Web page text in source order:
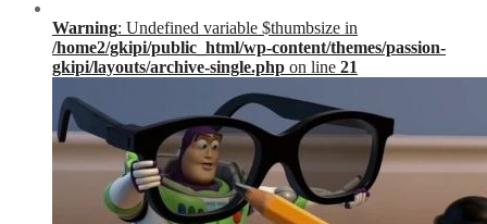
Warning: Undefined variable $thumbsize in
/home2/gkipi/public_html/wp-content/themes/passion-
gkipi/layouts/archive-single.php on line 21